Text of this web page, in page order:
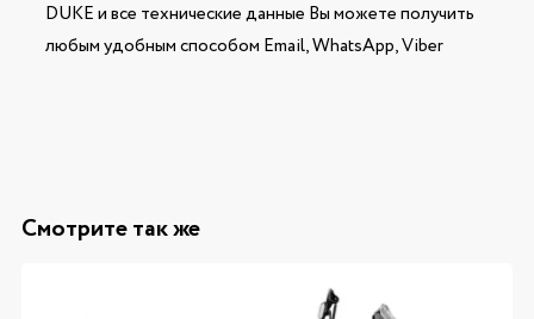
DUKE и все технические данные Вы можете получить
любым удобным способом Email, WhatsApp, Viber
Смотрите так же